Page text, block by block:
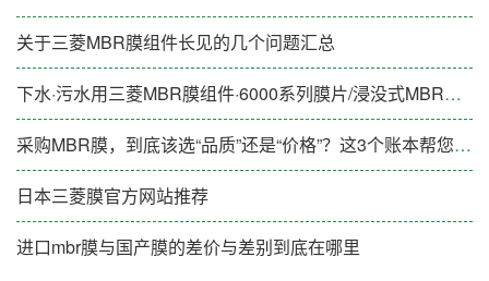
关于三菱MBR膜组件长见的几个问题汇总
下水·污水用三菱MBR膜组件·6000系列膜片/浸没式MBR膜片
采购MBR膜，到底该选“品质”还是“价格”？这3个账本帮您算清楚
日本三菱膜官方网站推荐
进口mbr膜与国产膜的差价与差别到底在哪里